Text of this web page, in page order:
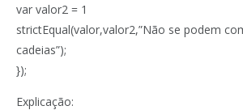
var valor2 = 1
strictEqual(valor,valor2,”Não se podem
cadeias”);
});
Explicação: